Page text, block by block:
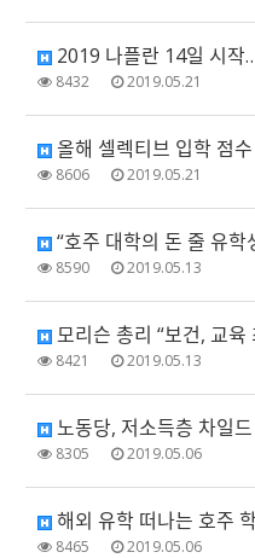
2019 나플란 14일 시작
8432 2019.05.21
올해 셀렉티브 입학 점수
8606 2019.05.21
“호주 대학의 돈 줄 유학
8590 2019.05.13
모리슨 총리 “보건, 교육
8421 2019.05.13
노동당, 저소득층 차일드 케어
8305 2019.05.06
해외 유학 떠나는 호주
8465 2019.05.06